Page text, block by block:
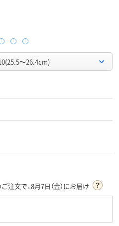
～26.4cm)
注文で、8月7日（金）にお届け